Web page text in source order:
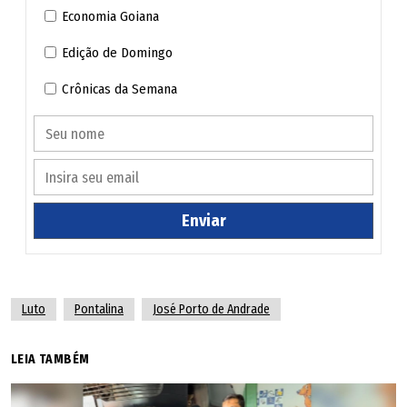
com seus familiares e amigos, rogando a Deus que
conceda força, conforto e serenidade a todos para
enfrentar esta irreparável perda.
Nossos mais sinceros sentimentos."
Economia Goiana
Edição de Domingo
Crônicas da Semana
Enviar
Luto Pontalina José Porto de Andrade
LEIA TAMBÉM